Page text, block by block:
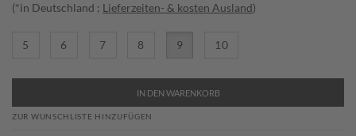
(*in Deutschland ; Lieferzeiten- & kosten Ausland)
5 6 7 8 9 10
IN DEN WARENKORB
ZUR WUNSCHLISTE HINZUFÜGEN